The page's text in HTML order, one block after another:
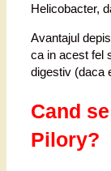
Helicobacter,
Avantajul
ca in acest fel
digestiv (daca
Cand
Pilory?